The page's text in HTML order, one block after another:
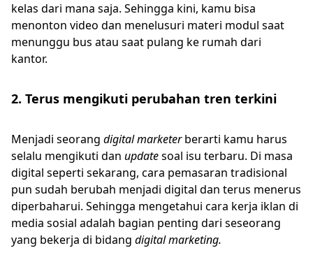
kelas dari mana saja. Sehingga kini, kamu bisa
menonton video dan menelusuri materi modul saat
menunggu bus atau saat pulang ke rumah dari
kantor.
2. Terus mengikuti perubahan tren terkini
Menjadi seorang digital marketerberarti kamu harus
selalu mengikuti dan updatesoal isu terbaru. Di masa
digital seperti sekarang, cara pemasaran tradisional
pun sudah berubah menjadi digital dan terus menerus
diperbaharui. Sehingga mengetahui cara kerja iklan di
media sosial adalah bagian penting dari seseorang
yang bekerja di bidang digital marketing.